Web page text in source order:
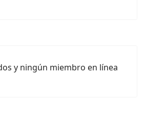
y ningún miembro en línea